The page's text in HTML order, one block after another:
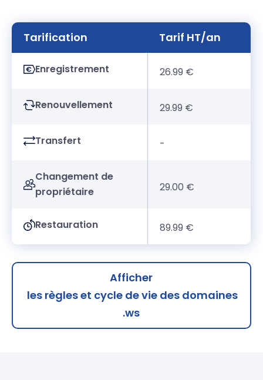
Tarification Tarif HT/an
Enregistrement 26.99 €
Renouvellement 29.99 €
Transfert -
Changement de
propriétaire
29.00 €
Restauration 89.99 €
Afficher
les règles et cycle de vie des domaines
.ws